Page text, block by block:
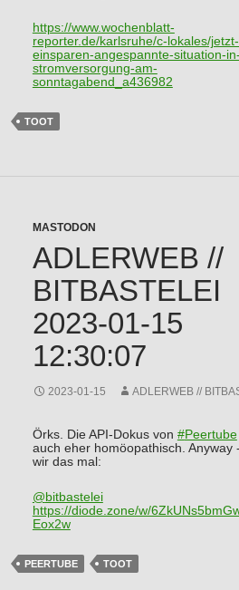
https://www. wochenblatt-
reporter.de/karlsruhe/c-lokales/
einsparen-angespannte-situation-
stromversorgung-am-
sonntagabend_a436982
TOOT
MASTODON
ADLERWEB //
BITBASTELEI
2023-01-15
12:30:07
2023-01-15 ADLERWEB //
Örks. Die API-Dokus von #Peertube
auch eher homöopathisch. Anyway
wir das mal:
@ bitbastelei
https://diode.zone/w/
Eox2w
PEERTUBE TOOT